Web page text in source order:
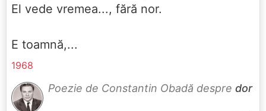
El vede vremea..., fără nor.
E toamnă,...
1968
Poezie de Constantin Obadă despre dor